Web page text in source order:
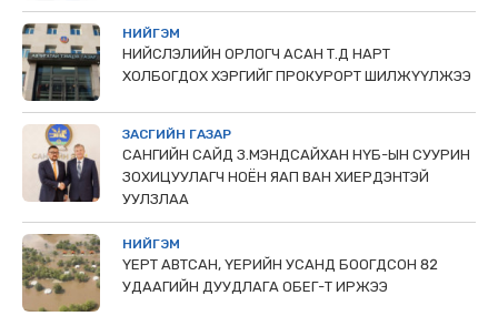
НИЙГЭМ
НИЙСЛЭЛИЙН ОРЛОГЧ АСАН Т.Д НАРТ
ХОЛБОГДОХ ХЭРГИЙГ ПРОКУРОРТ ШИЛЖҮҮЛЖЭЭ
ЗАСГИЙН ГАЗАР
САНГИЙН САЙД З.МЭНДСАЙХАН НҮБ-ЫН СУУРИН
ЗОХИЦУУЛАГЧ НОЁН ЯАП ВАН ХИЕРДЭНТЭЙ
УУЛЗЛАА
НИЙГЭМ
ҮЕРТ АВТСАН, ҮЕРИЙН УСАНД БООГДСОН 82
УДААГИЙН ДУУДЛАГА ОБЕГ-Т ИРЖЭЭ